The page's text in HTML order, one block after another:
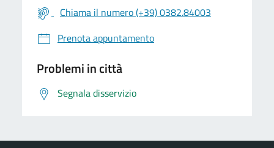
Chiama il numero (+39) 0382.84003
Prenota appuntamento
Problemi in città
Segnala disservizio